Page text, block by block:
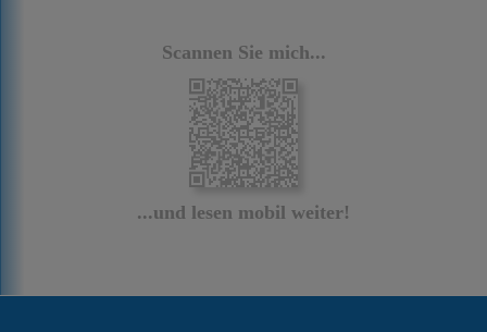
Scannen Sie mich...
...und lesen mobil weiter!